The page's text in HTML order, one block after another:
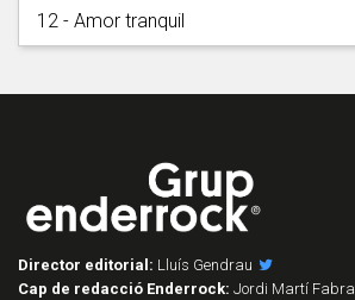
12 - Amor tranquil
Director editorial: Lluís Gendrau
Cap de redacció Enderrock: Jordi Martí Fabra